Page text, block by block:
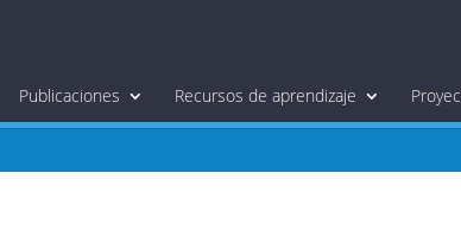
Publicaciones Recursos de aprendizaje